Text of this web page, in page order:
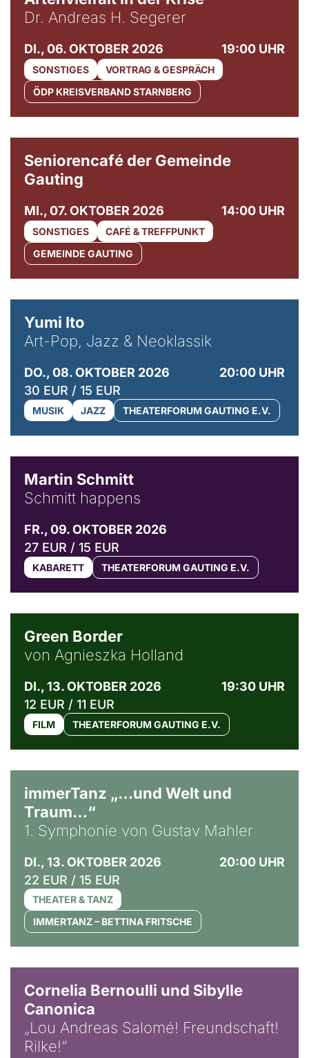
Dr. Andreas H. Segerer
DI., 06. OKTOBER 2026 19:00 UHR
SONSTIGES
VORTRAG & GESPRÄCH
ÖDP KREISVERBAND STARNBERG
Seniorencafé der Gemeinde
Gauting
MI., 07. OKTOBER 2026 14:00 UHR
SONSTIGES
CAFÉ & TREFFPUNKT
GEMEINDE GAUTING
Yumi Ito
Art-Pop, Jazz & Neoklassik
DO., 08. OKTOBER 2026
20:00 UHR
30 EUR / 15 EUR
MUSIK JAZZ THEATERFORUM GAUTING E.V.
Martin Schmitt
Schmitt happens
FR., 09. OKTOBER 2026
27 EUR / 15 EUR
KABARETT THEATERFORUM GAUTING E.V.
Green Border
von Agnieszka Holland
DI., 13. OKTOBER 2026
19:30 UHR
12 EUR / 11 EUR
FILM THEATERFORUM GAUTING E.V.
immerTanz „…und Welt und
Traum…“
1. Symphonie von Gustav Mahler
DI., 13. OKTOBER 2026
20:00 UHR
22 EUR / 15 EUR
THEATER & TANZ
IMMERTANZ – BETTINA FRITSCHE
Cornelia Bernoulli und Sibylle
Canonica
„Lou Andreas Salomé! Freundschaft!
Rilke!“